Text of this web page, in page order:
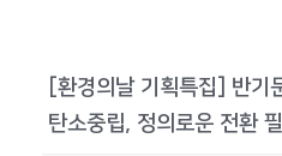
[환경의날 기획특집] 반
탄소중립, 정의로운 전환